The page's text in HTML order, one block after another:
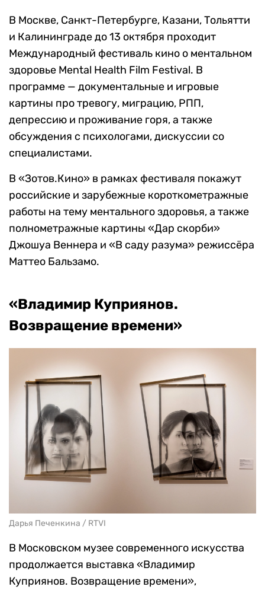
В Москве, Санкт-Петербурге, Казани, Тольятти
и Калининграде до 13 октября проходит
Международный фестиваль кино о ментальном
здоровье Mental Health Film Festival. В
программе — документальные и игровые
картины про тревогу, миграцию, РПП,
депрессию и проживание горя, а также
обсуждения с психологами, дискуссии со
специалистами.
В «Зотов.Кино» в рамках фестиваля покажут
российские и зарубежные короткометражные
работы на тему ментального здоровья, а также
полнометражные картины «Дар скорби»
Джошуа Веннера и «В саду разума» режиссёра
Маттео Бальзамо.
«Владимир Куприянов.
Возвращение времени»
Дарья Печенкина / RTVI
В Московском музее современного искусства
продолжается выставка «Владимир
Куприянов. Возвращение времени»,